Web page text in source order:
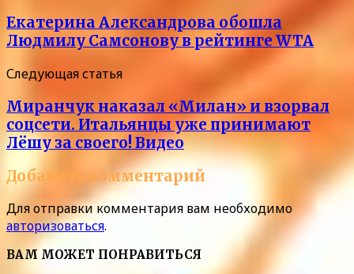
Екатерина Александрова обошла
Людмилу Самсонову в рейтинге WTA
Следующая статья
Миранчук наказал «Милан» и взорвал
соцсети. Итальянцы уже принимают
Лёшу за своего! Видео
Добавить комментарий
Для отправки комментария вам необходимо
авторизоваться.
ВАМ МОЖЕТ ПОНРАВИТЬСЯ